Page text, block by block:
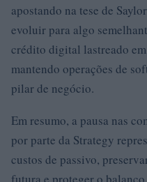
apostando na tese de
evoluir para algo
crédito digital lastreado
mantendo operações de
pilar de negócio.
Em resumo, a pausa nas
por parte da Strategy
custos de passivo,